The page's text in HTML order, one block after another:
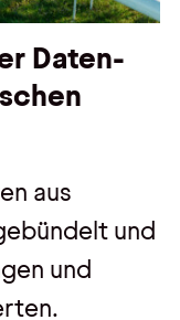
Daten-
aus
und
und